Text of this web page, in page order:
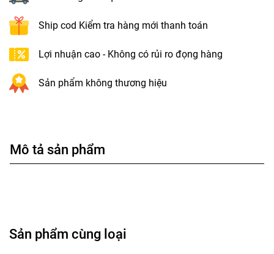
Ship cod Kiểm tra hàng mới thanh toán
Lợi nhuận cao - Không có rủi ro đọng hàng
Sản phẩm không thương hiệu
Mô tả sản phẩm
Sản phẩm cùng loại